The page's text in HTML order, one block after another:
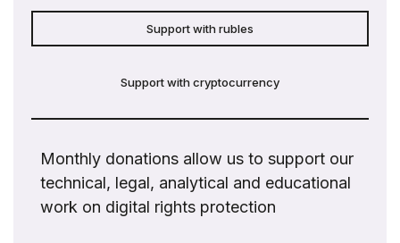
Support with rubles
Support with cryptocurrency
Monthly donations allow us to support our
technical, legal, analytical and educational
work on digital rights protection